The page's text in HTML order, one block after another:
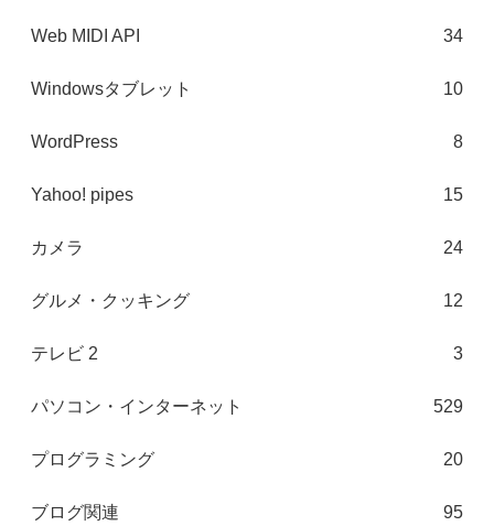
Web MIDI API 34
Windowsタブレット 10
WordPress 8
Yahoo! pipes 15
カメラ 24
グルメ・クッキング 12
テレビ 2 3
パソコン・インターネット 529
プログラミング 20
ブログ関連 95